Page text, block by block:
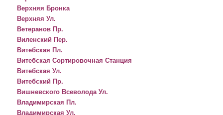
Верхняя Бронка
Верхняя Ул.
Ветеранов Пр.
Виленский Пер.
Витебская Пл.
Витебская Сортировочная Станция
Витебская Ул.
Витебский Пр.
Вишневского Всеволода Ул.
Владимирская Пл.
Владимирская Ул.